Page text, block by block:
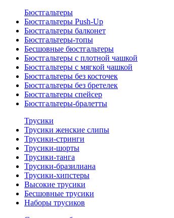
Бюстгальтеры
Бюстгальтеры Push-Up
Бюстгальтеры балконет
Бюстгальтеры-топы
Бесшовные бюстгальтеры
Бюстгальтеры с плотной чашкой
Бюстгальтеры с мягкой чашкой
Бюстгальтеры без косточек
Бюстгальтеры без бретелек
Бюстгальтеры спейсер
Бюстгальтеры-бралетты
Трусики
Трусики женские слипы
Трусики-стринги
Трусики-шорты
Трусики-танга
Трусики-бразилиана
Трусики-хипстеры
Высокие трусики
Бесшовные трусики
Наборы трусиков